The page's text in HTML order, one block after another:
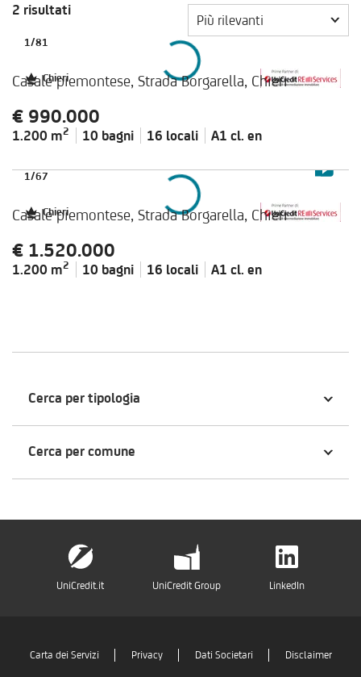
2 risultati
Più rilevanti
Chieri
1/81
Casale piemontese, Strada Borgarella, Chieri
1.200 m2 10 bagni 16 locali A1 cl. en
€ 990.000
Chieri
1/67
Casale piemontese, Strada Borgarella, Chieri
1.200 m2 10 bagni 16 locali A1 cl. en
€ 1.520.000
Cerca per tipologia
Cerca per comune
UniCredit.it UniCredit Group LinkedIn
Carta dei Servizi Privacy Dati Societari Disclaimer